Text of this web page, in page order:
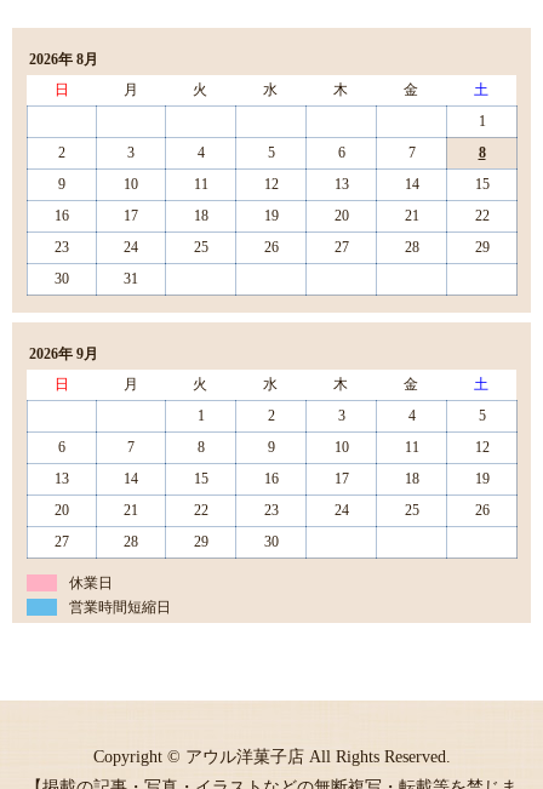
2026年 8月
日
月 火 水 木 金
土
1
2
3 4 5 6 7
8
9
10 11 12 13 14
15
16
17 18 19 20 21
22
23
24 25 26 27 28
29
30
31
2026年 9月
日
月 火 水 木 金
土
1
2 3 4
5
6
7 8 9 10 11
12
13
14 15 16 17 18
19
20
21 22 23 24 25
26
27
28 29 30
休業日
営業時間短縮日
Copyright © アウル洋菓子店 All Rights Reserved.